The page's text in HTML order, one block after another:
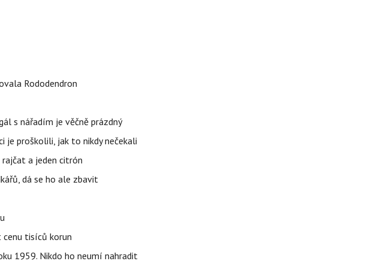
Rododendron
s nářadím je věčně prázdný
je proškolili, jak to nikdy nečekali
a jeden citrón
dá se ho ale zbavit
cenu tisíců korun
1959. Nikdo ho neumí nahradit